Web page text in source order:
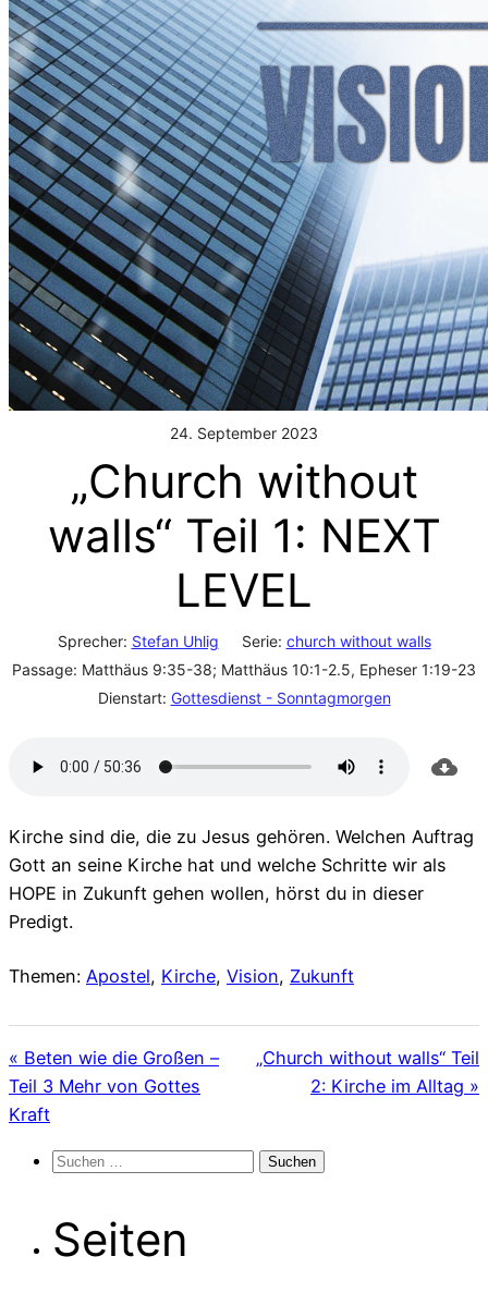
24. September 2023
„Church without
walls“ Teil 1: NEXT
LEVEL
Sprecher: Stefan Uhlig Serie: church without walls
Passage: Matthäus 9:35-38; Matthäus 10:1-2.5, Epheser 1:19-23
Dienstart: Gottesdienst - Sonntagmorgen
Kirche sind die, die zu Jesus gehören. Welchen Auftrag
Gott an seine Kirche hat und welche Schritte wir als
HOPE in Zukunft gehen wollen, hörst du in dieser
Predigt.
Themen: Apostel, Kirche, Vision, Zukunft
« Beten wie die Großen –
Teil 3 Mehr von Gottes
Kraft
„Church without walls“ Teil
2: Kirche im Alltag »
Suchen
Seiten